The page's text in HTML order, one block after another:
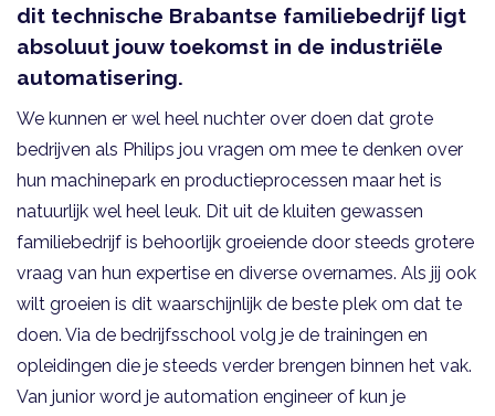
dit technische Brabantse familiebedrijf ligt
absoluut jouw toekomst in de industriële
automatisering.
We kunnen er wel heel nuchter over doen dat grote
bedrijven als Philips jou vragen om mee te denken over
hun machinepark en productieprocessen maar het is
natuurlijk wel heel leuk. Dit uit de kluiten gewassen
familiebedrijf is behoorlijk groeiende door steeds grotere
vraag van hun expertise en diverse overnames. Als jij ook
wilt groeien is dit waarschijnlijk de beste plek om dat te
doen. Via de bedrijfsschool volg je de trainingen en
opleidingen die je steeds verder brengen binnen het vak.
Van junior word je automation engineer of kun je